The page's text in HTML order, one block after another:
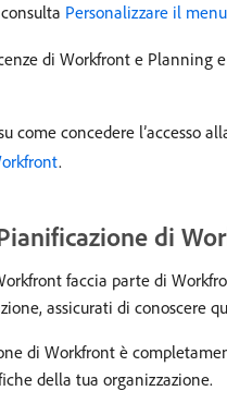
Personalizzare il
di Workfront e Planning
come concedere l’accesso
.
di
faccia parte di
assicurati di conoscere
di Workfront è
della tua organizzazione.